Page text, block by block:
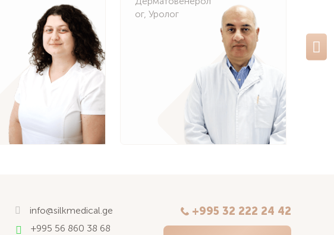
ог, Уролог
info@silkmedical.ge
+995 56 860 38 68
+995 32 222 24 42